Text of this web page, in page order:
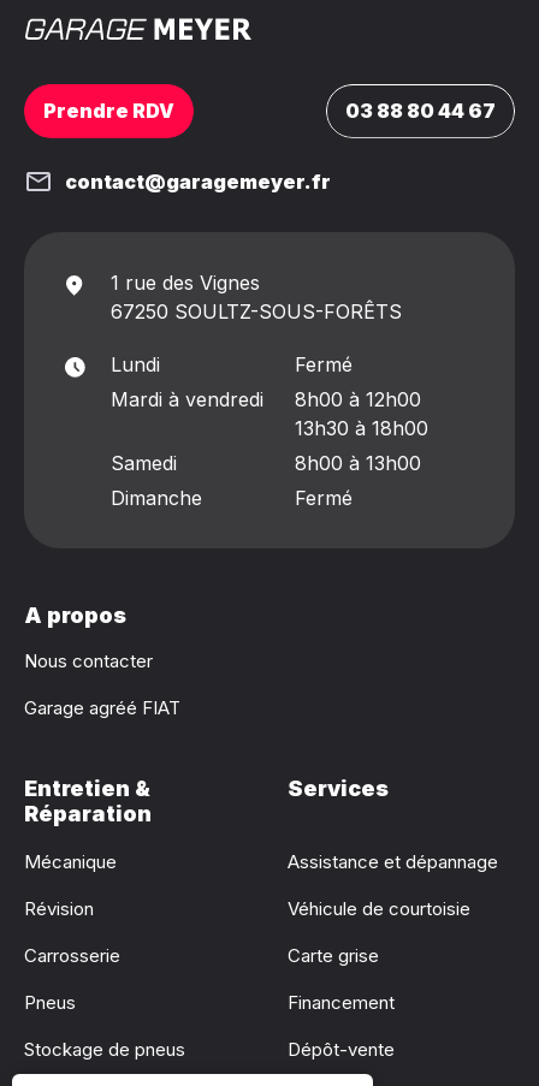
Prendre RDV 03 88 80 44 67
contact@garagemeyer.fr
1 rue des Vignes
67250 SOULTZ-SOUS-FORÊTS
Lundi
Fermé
Mardi à vendredi
8h00 à 12h00
13h30 à 18h00
Samedi
8h00 à 13h00
Dimanche
Fermé
A propos
Nous contacter
Garage agréé FIAT
Entretien &
Réparation
Mécanique
Révision
Carrosserie
Pneus
Stockage de pneus
Services
Assistance et dépannage
Véhicule de courtoisie
Carte grise
Financement
Dépôt-vente